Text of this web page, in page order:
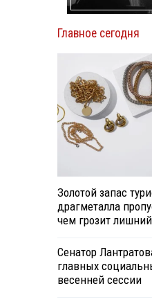
Главное сегодня
Золотой запас
драгметалла
чем грозит
Сенатор
главных
весенней сессии